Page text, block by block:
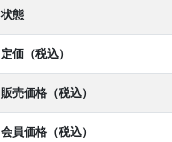
状態
定価（税込）
販売価格（税込）
会員価格（税込）